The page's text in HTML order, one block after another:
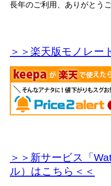
長年のご利用、ありがとう
＞＞楽天版モノレー
＞＞新サービス「
ル）はこちら＜＜